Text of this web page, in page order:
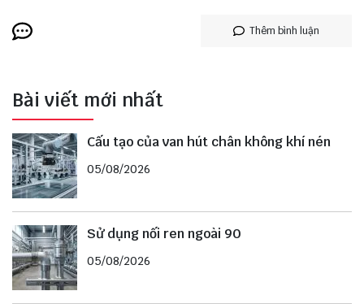
Thêm bình luận
Bài viết mới nhất
Cấu tạo của van hút chân không khí nén
05/08/2026
Sử dụng nối ren ngoài 90
05/08/2026